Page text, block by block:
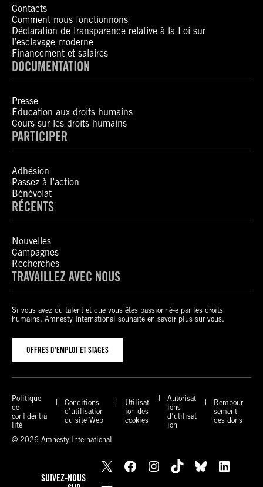
Contacts
Comment nous fonctionnons
Déclaration de transparence relative à la Loi sur
l’esclavage moderne
Financement et salaires
DOCUMENTATION
Presse
Éducation aux droits humains
Cours sur les droits humains
PARTICIPER
Adhésion
Passez à l’action
Bénévolat
RÉCENTS
Nouvelles
Campagnes
Recherches
TRAVAILLEZ AVEC NOUS
Si vous avez du talent et que vous êtes passionné-e par les droits
humains, Amnesty International souhaite en savoir plus sur vous.
OFFRES D’EMPLOI ET STAGES
Politique
de
confidentia
lité
Conditions
d’utilisation
du site Web
Utilisat
ion des
cookies
Autorisat
ions
d’utilisat
ion
Rembour
sement
des dons
© 2026 Amnesty International
SUIVEZ-NOUS
X Facebook Instagram TikTok Bluesky
LinkedIn